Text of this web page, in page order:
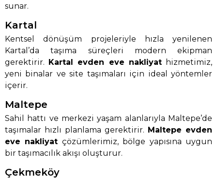
sunar.
Kartal
Kentsel dönüşüm projeleriyle hızla yenilenen
Kartal’da taşıma süreçleri modern ekipman
gerektirir.
Kartal evden eve nakliyathizmetimiz,
yeni binalar ve site taşımaları için ideal yöntemler
içerir.
Maltepe
Sahil hattı ve merkezi yaşam alanlarıyla Maltepe’de
taşımalar hızlı planlama gerektirir. Maltepe evden
eve nakliyat çözümlerimiz, bölge yapısına uygun
bir taşımacılık akışı oluşturur.
Çekmeköy